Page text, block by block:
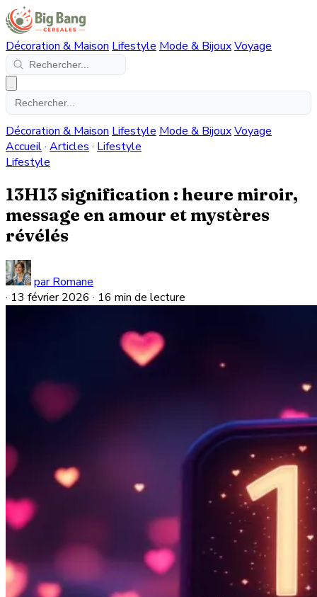
Décoration & Maison Lifestyle Mode & BijouxVoyage
Décoration & Maison Lifestyle Mode & BijouxVoyage
Accueil· Articles · Lifestyle
Lifestyle
13H13 signification : heure miroir,
message en amour et mystères
révélés
par Romane
· 13 février 2026 · 16 min de lecture